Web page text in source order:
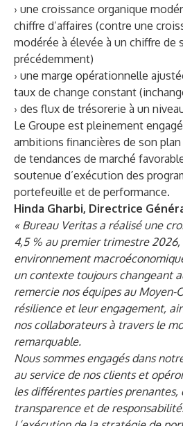
› une croissance organique
chiffre d’affaires (contre une
modérée à élevée à un chiffre de
précédemment)
› une marge opérationnelle
taux de change constant
› des flux de trésorerie à un
Le Groupe est pleinement
ambitions financières de son
de tendances de marché
soutenue d’exécution des
portefeuille et de performance.
Hinda Gharbi, Directrice
« Bureau Veritas a réalisé une
4,5 % au premier trimestre 2026,
environnement
un contexte toujours changeant
remercie nos équipes au Moyen-
résilience et leur engagement,
nos collaborateurs à travers le
remarquable.
Nous sommes engagés dans
au service de nos clients et
les différentes parties prenantes,
transparence et de